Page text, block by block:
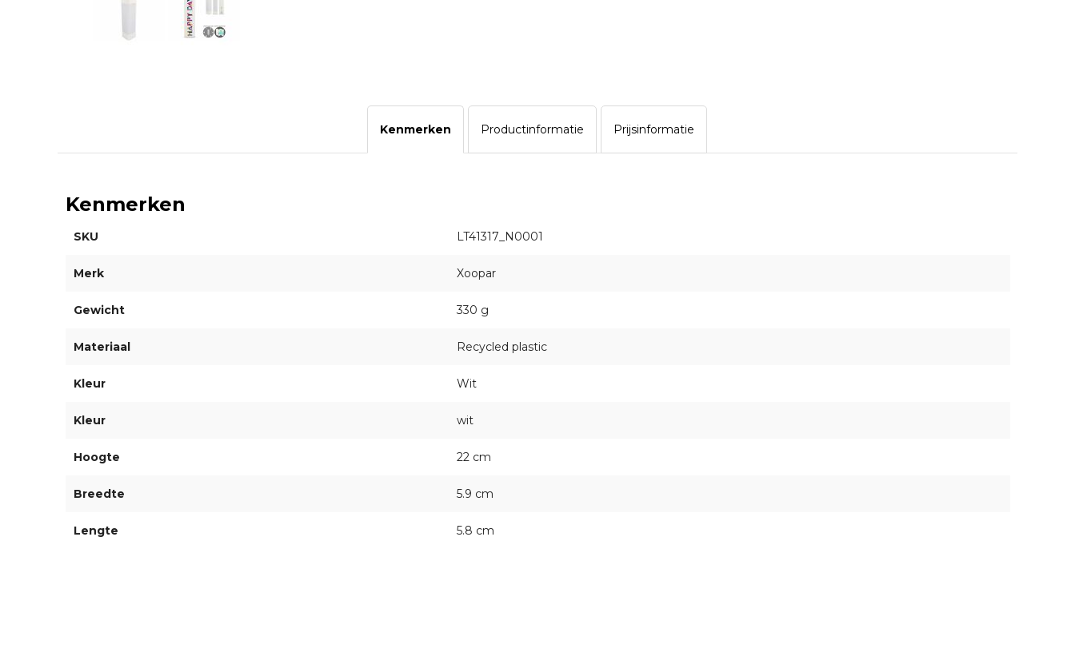
Kenmerken Productinformatie Prijsinformatie
Kenmerken
SKU LT41317_N0001
Merk Xoopar
Gewicht 330 g
Materiaal Recycled plastic
Kleur Wit
Kleur wit
Hoogte 22 cm
Breedte 5.9 cm
Lengte 5.8 cm